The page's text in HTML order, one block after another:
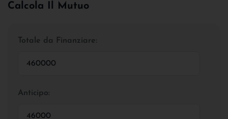
Calcola Il Mutuo
Totale da Finanziare:
Anticipo: